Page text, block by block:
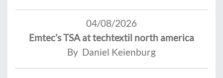
04/08/2026
Emtec’s TSA at techtextil north america
By Daniel Keienburg